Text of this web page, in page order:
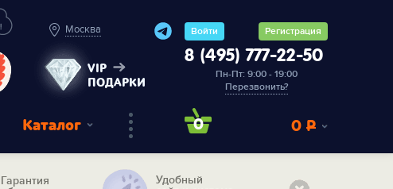
Москва
VIP
ПОДАРКИ
Войти Регистрация
8 (495) 777-22-50
Пн-Пт: 9:00 - 19:00
Перезвонить?
Каталог 0 0 Р
Гарантия
Удобный